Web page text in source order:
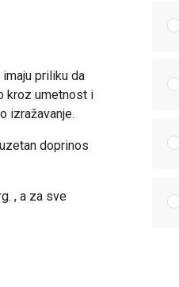
priliku da
kroz umetnost i
izražavanje.
doprinos
, a za sve